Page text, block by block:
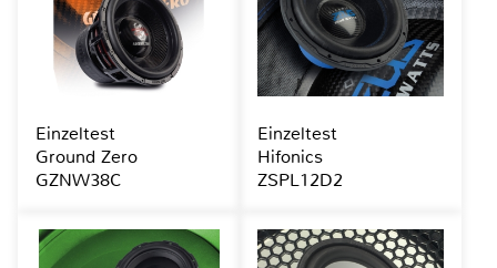
Einzeltest
Ground Zero
GZNW38C
Einzeltest
Hifonics
ZSPL12D2